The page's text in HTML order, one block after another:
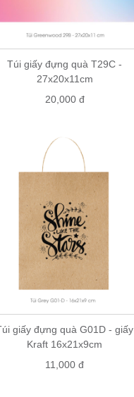
Túi giấy đựng quà T29C -
27x20x11cm
20,000 đ
giấy đựng quà G01D - giấy
Kraft 16x21x9cm
11,000 đ